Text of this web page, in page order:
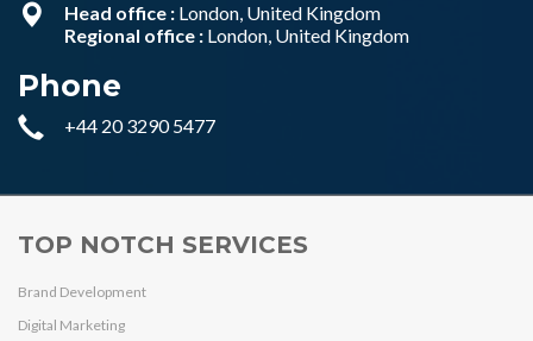
Head office : London, United Kingdom
Regional office : London, United Kingdom
Phone
+44 20 3290 5477
TOP NOTCH SERVICES
Brand Development
Digital Marketing